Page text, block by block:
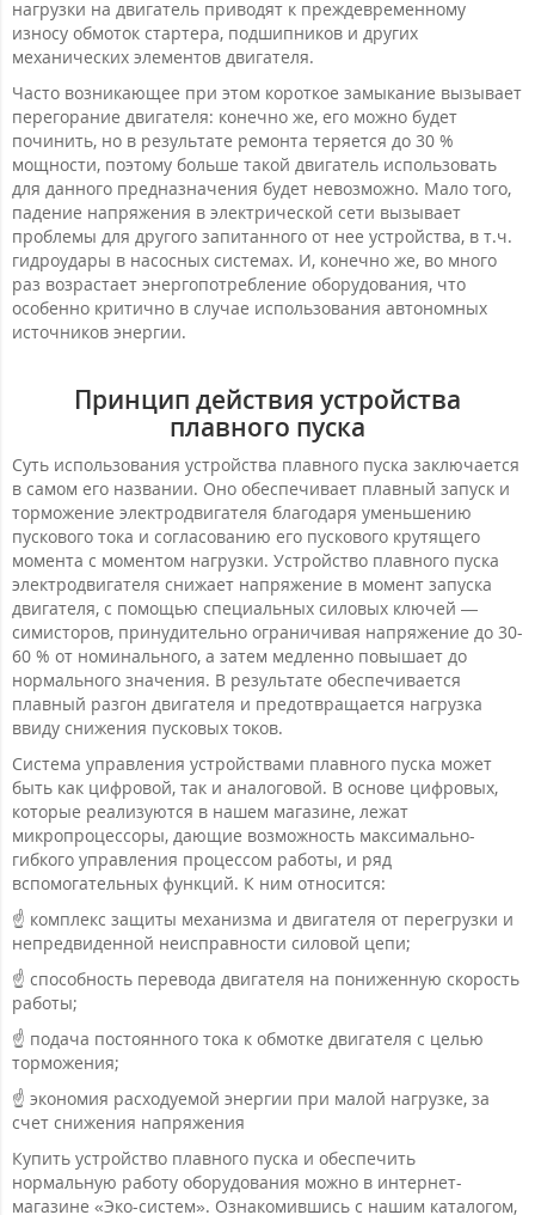
нагрузки на двигатель приводят к преждевременному
износу обмоток стартера, подшипников и других
механических элементов двигателя.
Часто возникающее при этом короткое замыкание вызывает
перегорание двигателя: конечно же, его можно будет
починить, но в результате ремонта теряется до 30 %
мощности, поэтому больше такой двигатель использовать
для данного предназначения будет невозможно. Мало того,
падение напряжения в электрической сети вызывает
проблемы для другого запитанного от нее устройства, в т.ч.
гидроудары в насосных системах. И, конечно же, во много
раз возрастает энергопотребление оборудования, что
особенно критично в случае использования автономных
источников энергии.
Принцип действия устройства
плавного пуска
Суть использования устройства плавного пуска заключается
в самом его названии. Оно обеспечивает плавный запуск и
торможение электродвигателя благодаря уменьшению
пускового тока и согласованию его пускового крутящего
момента с моментом нагрузки. Устройство плавного пуска
электродвигателя снижает напряжение в момент запуска
двигателя, с помощью специальных силовых ключей —
симисторов, принудительно ограничивая напряжение до 30-
60 % от номинального, а затем медленно повышает до
нормального значения. В результате обеспечивается
плавный разгон двигателя и предотвращается нагрузка
ввиду снижения пусковых токов.
Система управления устройствами плавного пуска может
быть как цифровой, так и аналоговой. В основе цифровых,
которые реализуются в нашем магазине, лежат
микропроцессоры, дающие возможность максимально-
гибкого управления процессом работы, и ряд
вспомогательных функций. К ним относится:
☝ комплекс защиты механизма и двигателя от перегрузки и
непредвиденной неисправности силовой цепи;
☝ способность перевода двигателя на пониженную скорость
работы;
☝ подача постоянного тока к обмотке двигателя с целью
торможения;
☝ экономия расходуемой энергии при малой нагрузке, за
счет снижения напряжения
Купить устройство плавного пуска и обеспечить
нормальную работу оборудования можно в интернет-
магазине «Эко-систем». Ознакомившись с нашим каталогом,